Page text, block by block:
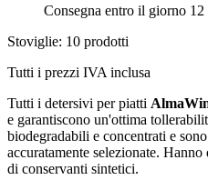
Consegna entro il giorno 12
Stoviglie: 10 prodotti
Tutti i prezzi IVA inclusa
Tutti i detersivi per piatti
e garantiscono un'ottima
biodegradabili e concentrati e
accuratamente selezionate.
di conservanti sintetici.